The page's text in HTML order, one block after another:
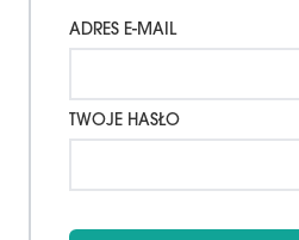
ADRES E-MAIL
TWOJE HASŁO